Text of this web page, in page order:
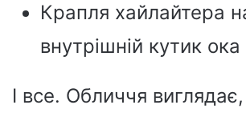
Крапля хайлайтера
внутрішній кутик ока
І все. Обличчя виглядає,